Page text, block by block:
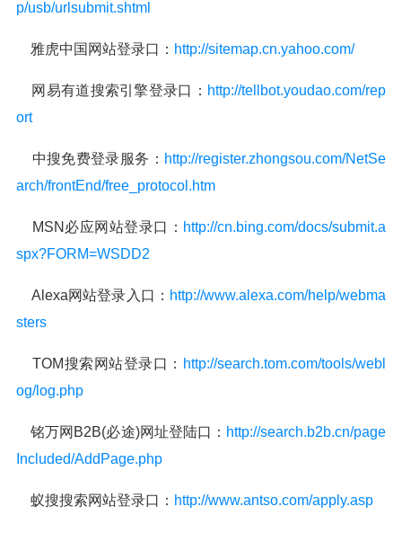
p/usb/urlsubmit.shtml
雅虎中国网站登录口： http://sitemap.cn.yahoo.com/
网易有道搜索引擎登录口： http://tellbot.youdao.com/rep
ort
中搜免费登录服务： http://register.zhongsou.com/NetSe
arch/frontEnd/free_protocol.htm
MSN必应网站登录口： http://cn.bing.com/docs/submit.a
spx?FORM=WSDD2
Alexa网站登录入口： http://www.alexa.com/help/webma
sters
TOM搜索网站登录口： http://search.tom.com/tools/webl
og/log.php
铭万网B2B(必途)网址登陆口： http://search.b2b.cn/page
Included/AddPage.php
蚁搜搜索网站登录口： http://www.antso.com/apply.asp